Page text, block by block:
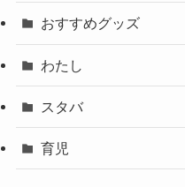
おすすめグッズ
わたし
スタバ
育児